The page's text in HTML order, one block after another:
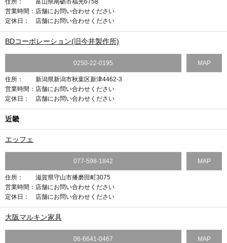
住所：
富山県南砺市福光6758
営業時間： 店舗にお問い合わせください
定休日：
店舗にお問い合わせください
BDコーポレーション(旧今井製作所)
0250-22-0195 MAP
住所：
新潟県新潟市秋葉区新津4462-3
営業時間： 店舗にお問い合わせください
定休日：
店舗にお問い合わせください
近畿
エッフェ
077-598-1842 MAP
住所：
滋賀県守山市播磨田町3075
営業時間： 店舗にお問い合わせください
定休日：
店舗にお問い合わせください
大阪マルキン家具
06-6641-0467 MAP